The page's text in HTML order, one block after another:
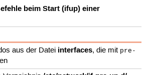
beim Start (ifup) einer
aus der Datei interfaces, die mit pre-